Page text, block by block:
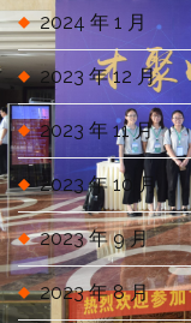
2024 年 1 月
2023 年 12 月
2023 年 11 月
2023 年 10 月
2023 年 9 月
2023 年 8 月